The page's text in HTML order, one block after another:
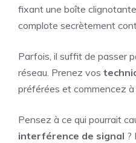
fixant une boîte
complote secrètement
Parfois, il suffit de passer
réseau. Prenez vos
préférées et commencez à
Pensez à ce qui pourrait
interférence de signal ?